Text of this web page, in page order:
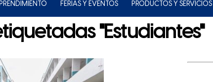
FERIAS Y EVENTOS PRODUCTOS Y SERVICIOS
"Estudiantes"